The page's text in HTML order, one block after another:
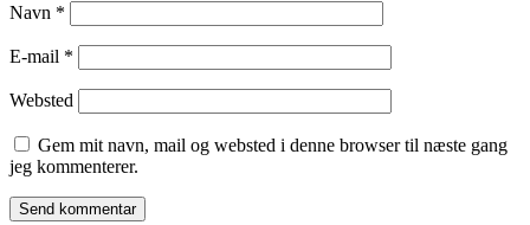
Navn *
E-mail *
Websted
Gem mit navn, mail og websted i denne browser til næste gang
jeg kommenterer.